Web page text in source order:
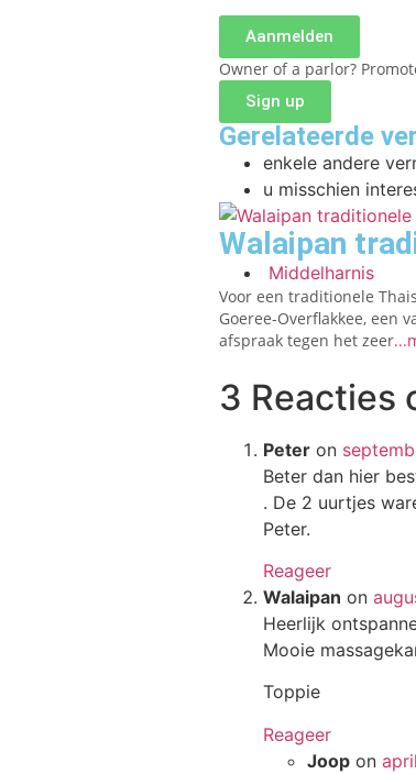
Aanmelden
Owner of a parlor?
Sign up
Gerelateerde
enkele andere
u misschien
Walaipan
Middelharnis
Voor een traditionele
Goeree-Overflakkee, een
afspraak tegen het zeer
3 Reacties
Peter on
Beter dan hier
. De 2 uurtjes
Peter.
Reageer
Walaipan on
Heerlijk
Mooie
Toppie
Reageer
Joop on